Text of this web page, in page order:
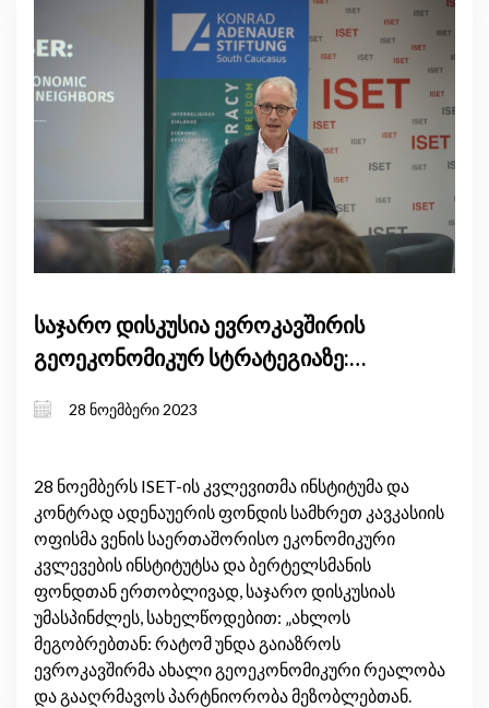
საჯარო დისკუსია ევროკავშირის
გეოეკონომიკურ სტრატეგიაზე:
მნიშვნელოვანია
28 ნოემბერი 2023
28 ნოემბერს ISET-ის კვლევითმა ინსტიტუმა და
კონტრად ადენაუერის ფონდის სამხრეთ კავკასიის
ოფისმა ვენის საერთაშორისო ეკონომიკური
კვლევების ინსტიტუტსა და ბერტელსმანის
ფონდთან ერთობლივად, საჯარო დისკუსიას
უმასპინძლეს, სახელწოდებით: „ახლოს
მეგობრებთან: რატომ უნდა გაიაზროს
ევროკავშირმა ახალი გეოეკონომიკური რეალობა
და გააღრმავოს პარტნიორობა მეზობლებთან.